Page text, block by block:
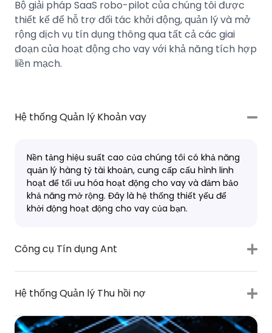
Bộ giải pháp SaaS robo-pilot của chúng tôi được
thiết kế để hỗ trợ đối tác khởi động, quản lý và mở
rộng dịch vụ tín dụng thông qua tất cả các giai
đoạn của hoạt động cho vay với khả năng tích hợp
liền mạch.
Hệ thống Quản lý Khoản vay
Nền tảng hiệu suất cao của chúng tôi có khả năng
quản lý hàng tỷ tài khoản, cung cấp cấu hình linh
hoạt để tối ưu hóa hoạt động cho vay và đảm bảo
khả năng mở rộng. Đây là hệ thống thiết yếu để
khởi động hoạt động cho vay của bạn.
Công cụ Tín dụng Ant
Hệ thống Quản lý Thu hồi nợ